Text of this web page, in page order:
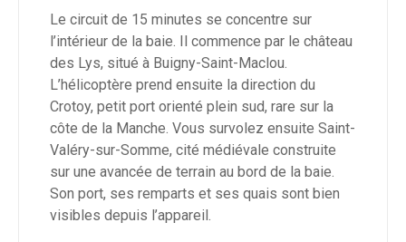
Le circuit de 15 minutes se concentre sur
l’intérieur de la baie. Il commence par le château
des Lys, situé à Buigny-Saint-Maclou.
L’hélicoptère prend ensuite la direction du
Crotoy, petit port orienté plein sud, rare sur la
côte de la Manche. Vous survolez ensuite Saint-
Valéry-sur-Somme, cité médiévale construite
sur une avancée de terrain au bord de la baie.
Son port, ses remparts et ses quais sont bien
visibles depuis l’appareil.